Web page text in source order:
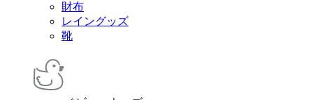
財布
レイングッズ
靴